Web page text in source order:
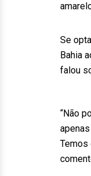
Se
Bahia
falou
“Não
Temos